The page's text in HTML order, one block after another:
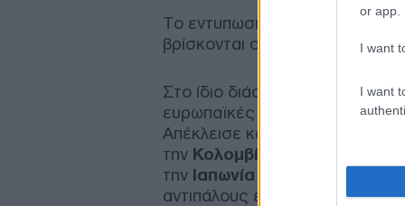
or app.
I want
I want
Το εντυπωσιακό είναι ότι η
βρίσκονται ομάδες από τις
Στο ίδιο διάστημα, η Βραζιλία
ευρωπαϊκές εθνικές ομάδες,
Απέκλεισε κατά σειρά τη
την Κολομβία
την Ιαπωνία στη φετινή
αντιπάλους εκτός Ευρώπης